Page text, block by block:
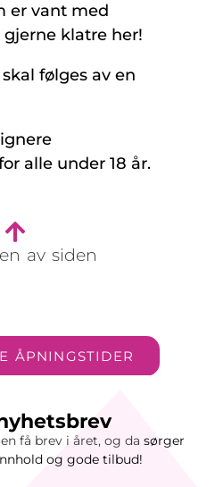
er vant med
klatre her!
følges av en
alle under 18 år.
av siden
ÅPNINGSTIDER
få brev i året, og da sørger
og gode tilbud!